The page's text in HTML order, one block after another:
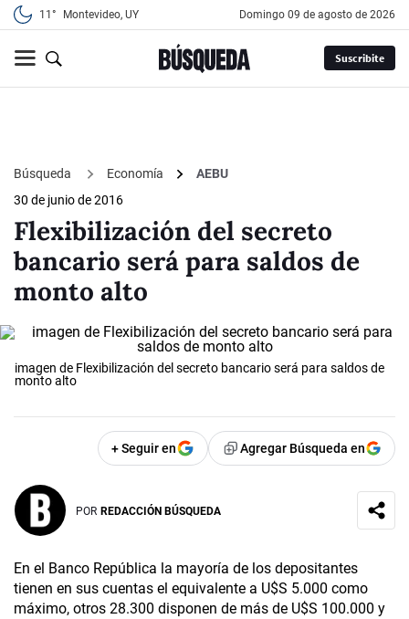
11° Montevideo, UY domingo 09 de agosto de 2026
Suscribite
Búsqueda Economía
AEBU
30 de junio de 2016
Flexibilización del secreto
bancario será para saldos de
monto alto
imagen de Flexibilización del secreto bancario será para saldos de
monto alto
+ Seguir en Agregar Búsqueda en
POR REDACCIÓN BÚSQUEDA
En el Banco República la mayoría de los depositantes
tienen en sus cuentas el equivalente a U$S 5.000 como
máximo, otros 28.300 disponen de más de U$S 100.000 y